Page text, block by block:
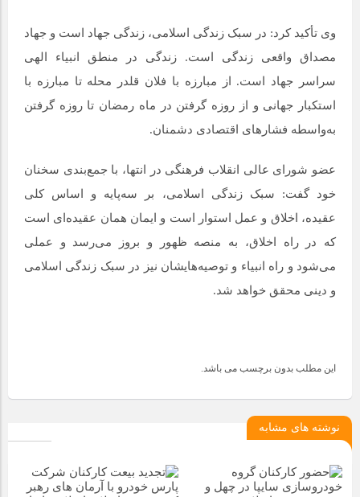
وی تأکید کرد: در سبک زندگی اسلامی، زندگی جهاد است و جهاد
مصداق واقعی زندگی است. زندگی در منطق انبیاء الهی
سراسر جهاد است. از مبارزه با فلان قلدر محله تا مبارزه با
استکبار جهانی و از روزه گرفتن در ماه رمضان تا روزه گرفتن
به‌واسطه فشارهای اقتصادی دشمنان.
عضو شورای عالی انقلاب فرهنگی در انتها، با جمع‌بندی سخنان
خود گفت: سبک زندگی اسلامی، بر سه‌پایه و اساس کلی
عقیده، اخلاق و عمل استوار است و ایمان همان عقیده‌ای است
که در راه اخلاق، به منصه ظهور و بروز می‌رسد و عملی
می‌شود و راه انبیاء و توصیه‌هایشان نیز در سبک زندگی اسلامی
و دینی محقق خواهد شد.
این مطلب بدون برچسب می باشد.
نوشته های مشابه